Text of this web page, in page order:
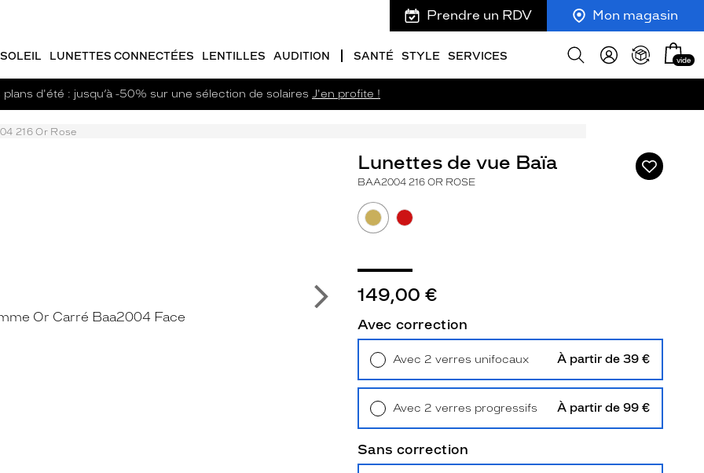
Prendre un RDV Mon magasin
LUNETTES CONNECTÉES LENTILLES AUDITION SANTÉ STYLE SERVICES
Afficher
Mon
panier
vide
plans d'été : jusqu’à -50% sur une sélection de solaires J'en profite !
216 Or Rose
Ajouter
à
Suivant
Lunettes de vue Baïa
BAA2004 216 OR ROSE
149,00 €
Avec correction
Avec 2 verres unifocaux À partir de 39 €
Avec 2 verres progressifs À partir de 99 €
Sans correction